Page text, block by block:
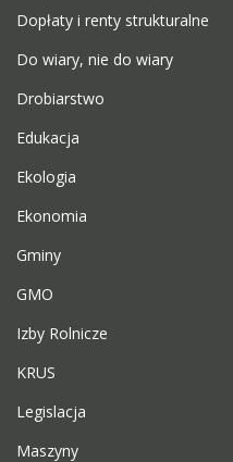
Dopłaty i renty strukturalne
Do wiary, nie do wiary
Drobiarstwo
Edukacja
Ekologia
Ekonomia
Gminy
GMO
Izby Rolnicze
KRUS
Legislacja
Maszyny